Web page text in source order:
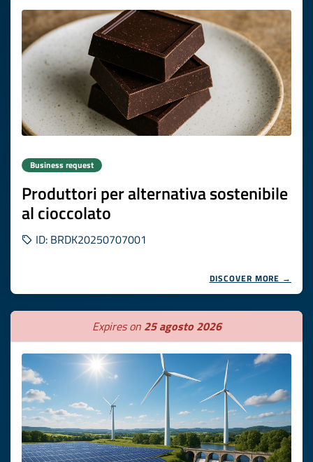
Business request
Produttori per alternativa sostenibile
al cioccolato
ID: BRDK20250707001
DISCOVER MORE →
Expires on 25 agosto 2026